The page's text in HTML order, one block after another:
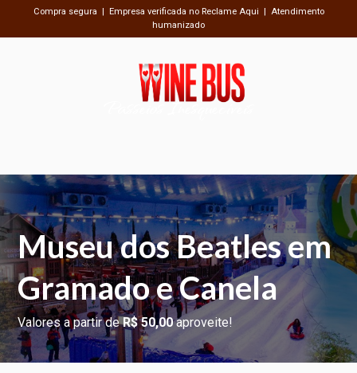
Compra segura | Empresa verificada no Reclame Aqui | Atendimento
humanizado
Passeios Inesquecíveis
Museu dos Beatles em
Gramado e Canela
Valores a partir deR$ 50,00aproveite!